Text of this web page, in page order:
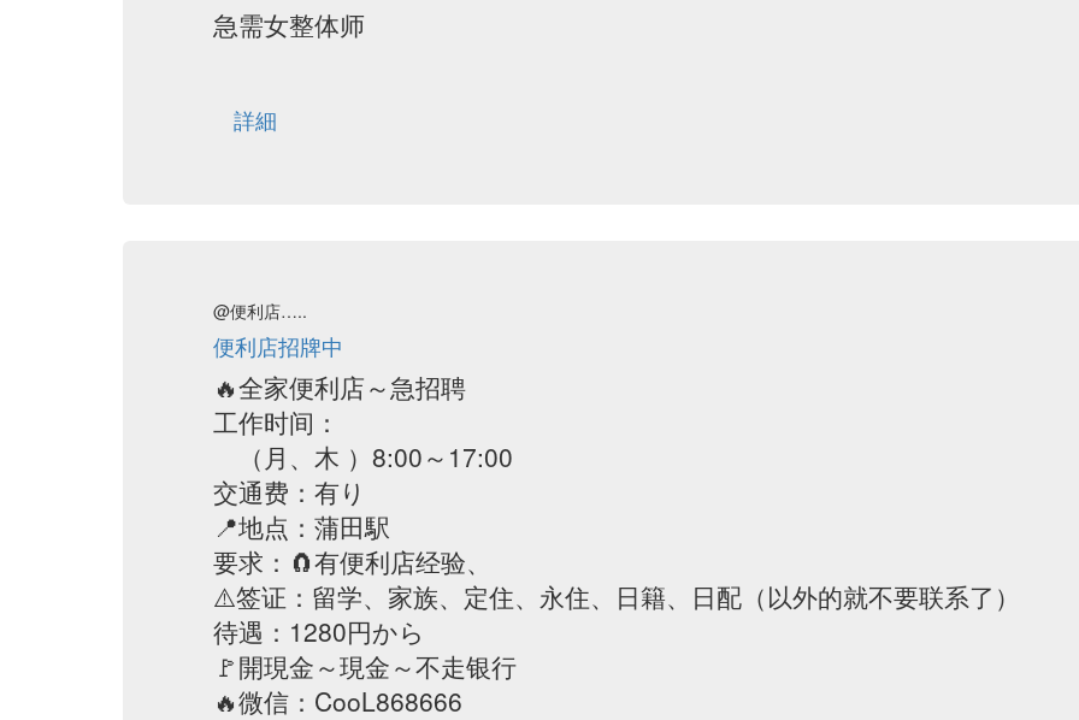
急需女整体师
詳細
@便利店…..
便利店招牌中
🔥全家便利店～急招聘
工作时间：
（月、木 ）8:00～17:00
交通费：有り
📍地点：蒲田駅
要求：🧲有便利店经验、
⚠️签证：留学、家族、定住、永住、日籍、日配（以外的就不要联系了）
待遇：1280円から
🚩開現金～現金～不走银行
🔥微信：CooL868666